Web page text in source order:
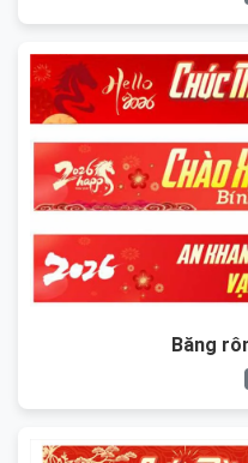
Băng